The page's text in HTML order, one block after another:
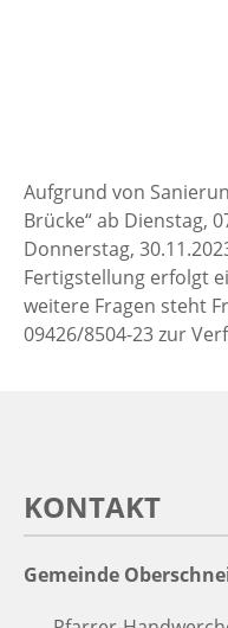
Aufgrund von
Brücke“ ab Dienstag,
Donnerstag,
Fertigstellung erfolgt
weitere Fragen steht
09426/8504-23 zur
KONTAKT
Gemeinde